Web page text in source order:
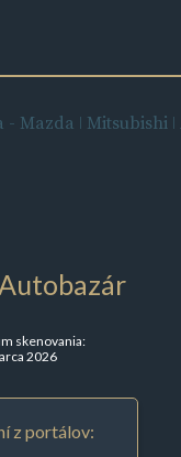
Mazda ǀ Mitsubishi
skenovania:
2026
z portálov: